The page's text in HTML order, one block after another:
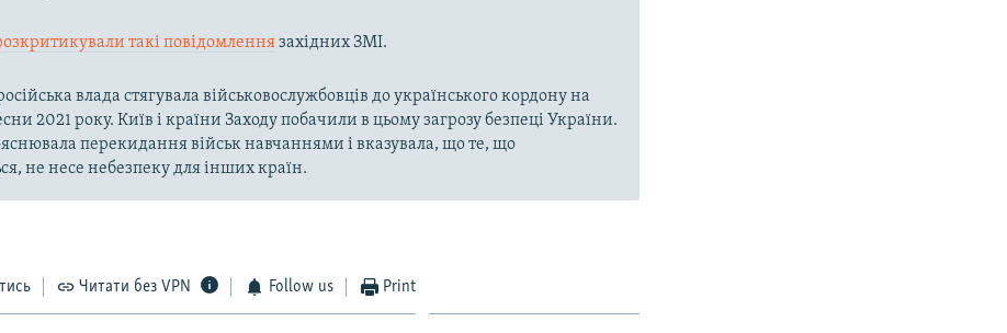
такі повідомленнязахідних ЗМІ.
влада стягувала військовослужбовців до українського кордону на
2021 року. Київ і країни Заходу побачили в цьому загрозу безпеці України.
перекидання військ навчаннями і вказувала, що те, що
не несе небезпеку для інших країн.
Читати без VPN Follow us Print